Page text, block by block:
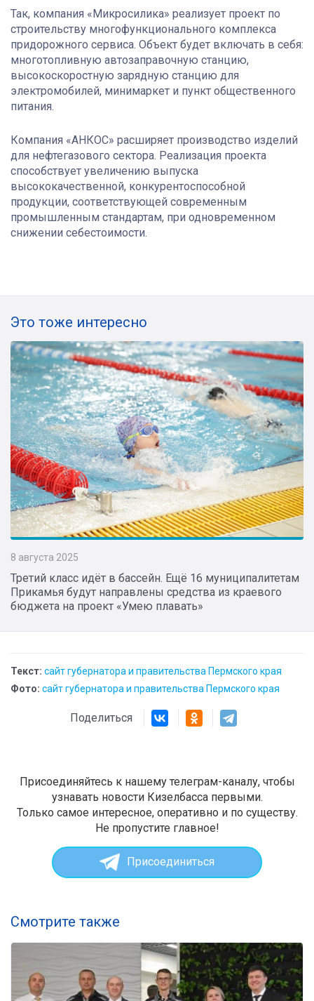
Так, компания «Микросилика» реализует проект по
строительству многофункционального комплекса
придорожного сервиса. Объект будет включать в себя:
многотопливную автозаправочную станцию,
высокоскоростную зарядную станцию для
электромобилей, минимаркет и пункт общественного
питания.
Компания «АНКОС» расширяет производство изделий
для нефтегазового сектора. Реализация проекта
способствует увеличению выпуска
высококачественной, конкурентоспособной
продукции, соответствующей современным
промышленным стандартам, при одновременном
снижении себестоимости.
Это тоже интересно
8 августа 2025
Третий класс идёт в бассейн. Ещё 16 муниципалитетам
Прикамья будут направлены средства из краевого
бюджета на проект «Умею плавать»
Текст: сайт губернатора и правительства Пермского края
Фото: сайт губернатора и правительства Пермского края
Поделиться
Присоединяйтесь к нашему телеграм-каналу, чтобы
узнавать новости Кизелбасса первыми.
Только самое интересное, оперативно и по существу.
Не пропустите главное!
Присоединиться
Смотрите также